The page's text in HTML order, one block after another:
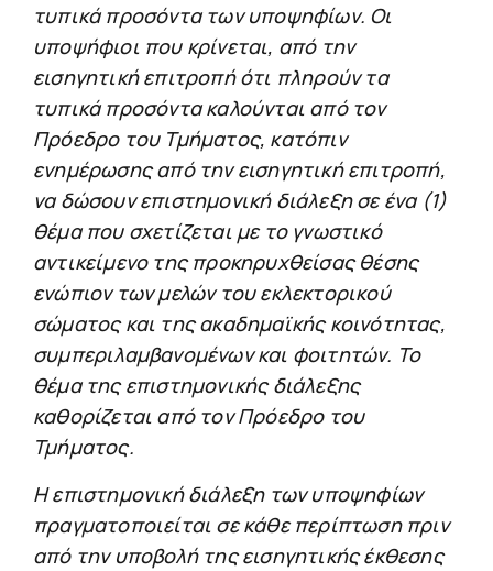
τυπικά προσόντα των υποψηφίων. Οι
υποψήφιοι που κρίνεται, από την
εισηγητική επιτροπή ότι πληρούν τα
τυπικά προσόντα καλούνται από τον
Πρόεδρο του Τμήματος, κατόπιν
ενημέρωσης από την εισηγητική επιτροπή,
να δώσουν επιστημονική διάλεξη σε ένα (1)
θέμα που σχετίζεται με το γνωστικό
αντικείμενο της προκηρυχθείσας θέσης
ενώπιον των μελών του εκλεκτορικού
σώματος και της ακαδημαϊκής κοινότητας,
συμπεριλαμβανομένων και φοιτητών. Το
θέμα της επιστημονικής διάλεξης
καθορίζεται από τον Πρόεδρο του
Τμήματος.
Η επιστημονική διάλεξη των υποψηφίων
πραγματοποιείται σε κάθε περίπτωση πριν
από την υποβολή της εισηγητικής έκθεσης